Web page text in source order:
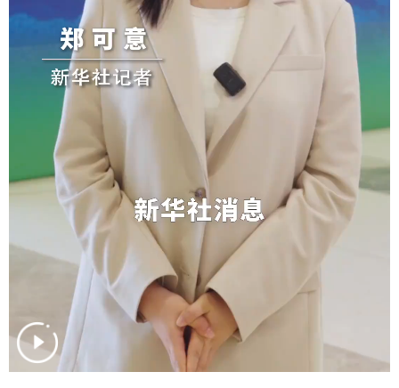
文化产业
地方频道
北京 河北
辽宁 江苏
安徽 福建 江西
山东 河南 湖北 湖南
广西
四川 贵州 云南
陕西 甘肃 青海 宁夏